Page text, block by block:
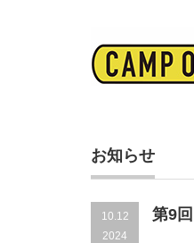
お知らせ
10.12
2024
第9